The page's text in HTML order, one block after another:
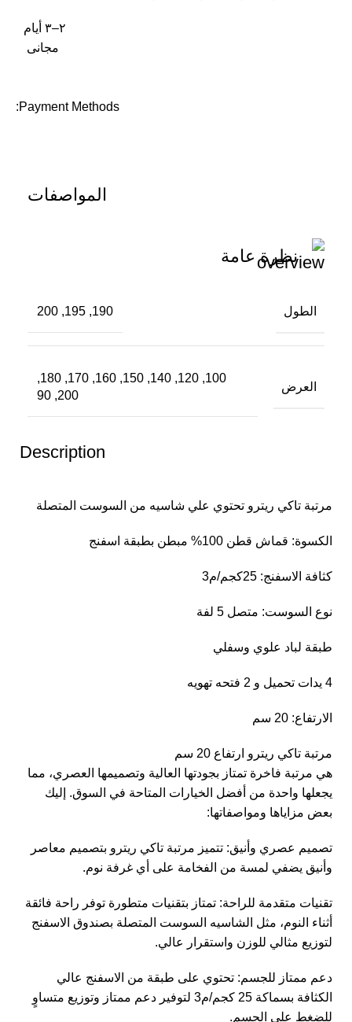
٢–٣ أيام
مجانى
Payment Methods:
Description
مرتبة تاكي ريترو تحتوي علي شاسيه من السوست المتصلة
الكسوة: قماش قطن 100% مبطن بطبقة اسفنج
كثافة الاسفنج: 25كجم/م3
نوع السوست: متصل 5 لفة
طبقة لباد علوي وسفلي
4 يدات تحميل و 2 فتحه تهويه
الارتفاع: 20 سم
مرتبة تاكي ريترو ارتفاع 20 سم
هي مرتبة فاخرة تمتاز بجودتها العالية وتصميمها العصري، مما
يجعلها واحدة من أفضل الخيارات المتاحة في السوق. إليك
بعض مزاياها ومواصفاتها:
تصميم عصري وأنيق: تتميز مرتبة تاكي ريترو بتصميم معاصر
وأنيق يضفي لمسة من الفخامة على أي غرفة نوم.
تقنيات متقدمة للراحة: تمتاز بتقنيات متطورة توفر راحة فائقة
أثناء النوم، مثل الشاسيه السوست المتصلة بصندوق الاسفنج
لتوزيع مثالي للوزن واستقرار عالي.
دعم ممتاز للجسم: تحتوي على طبقة من الاسفنج عالي
الكثافة بسماكة 25 كجم/م3 لتوفير دعم ممتاز وتوزيع متساوٍ
للضغط على الجسم.
المواصفات
نظرة عامة
الطول 190, 195, 200
العرض
100, 120, 140, 150, 160, 170, 180,
200, 90